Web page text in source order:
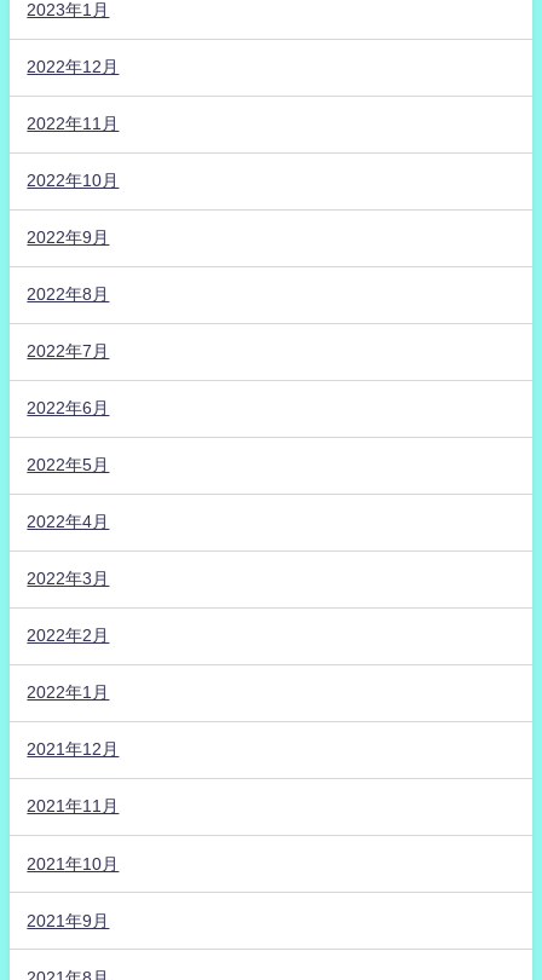
2023年1月
2022年12月
2022年11月
2022年10月
2022年9月
2022年8月
2022年7月
2022年6月
2022年5月
2022年4月
2022年3月
2022年2月
2022年1月
2021年12月
2021年11月
2021年10月
2021年9月